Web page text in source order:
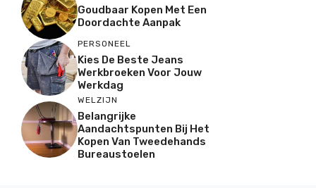
Goudbaar Kopen Met Een
Doordachte Aanpak
PERSONEEL
Kies De Beste Jeans
Werkbroeken Voor Jouw
Werkdag
WELZIJN
Belangrijke
Aandachtspunten Bij Het
Kopen Van Tweedehands
Bureaustoelen